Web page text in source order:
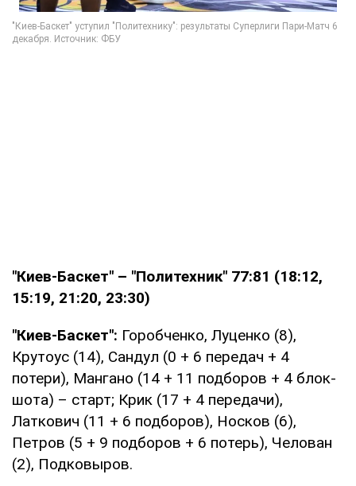
"Киев-Баскет" – "Политехник" 77:81 (18:12,
15:19, 21:20, 23:30)
"Киев-Баскет": Горобченко, Луценко (8),
Крутоус (14), Сандул (0 + 6 передач + 4
потери), Мангано (14 + 11 подборов + 4 блок-
шота) – старт; Крик (17 + 4 передачи),
Латкович (11 + 6 подборов), Носков (6),
Петров (5 + 9 подборов + 6 потерь), Челован
(2), Подковыров.